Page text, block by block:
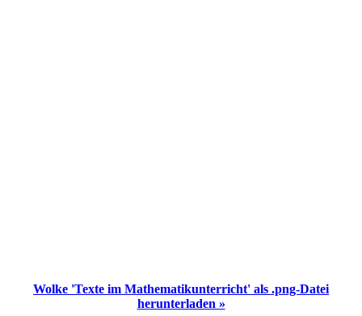
Wolke 'Texte im Mathematikunterricht' als .png-Datei
herunterladen »